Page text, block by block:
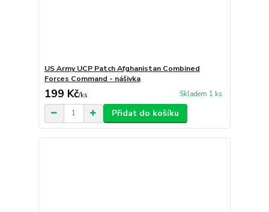
US Army UCP Patch Afghanistan Combined
Forces Command - nášivka
199 Kč/ks Skladem 1 ks
Přidat do košíku